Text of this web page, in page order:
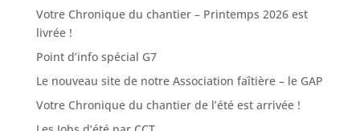
Votre Chronique du chantier – Printemps 2026 est
livrée !
Point d’info spécial G7
Le nouveau site de notre Association faîtière – le GAP
Votre Chronique du chantier de l’été est arrivée !